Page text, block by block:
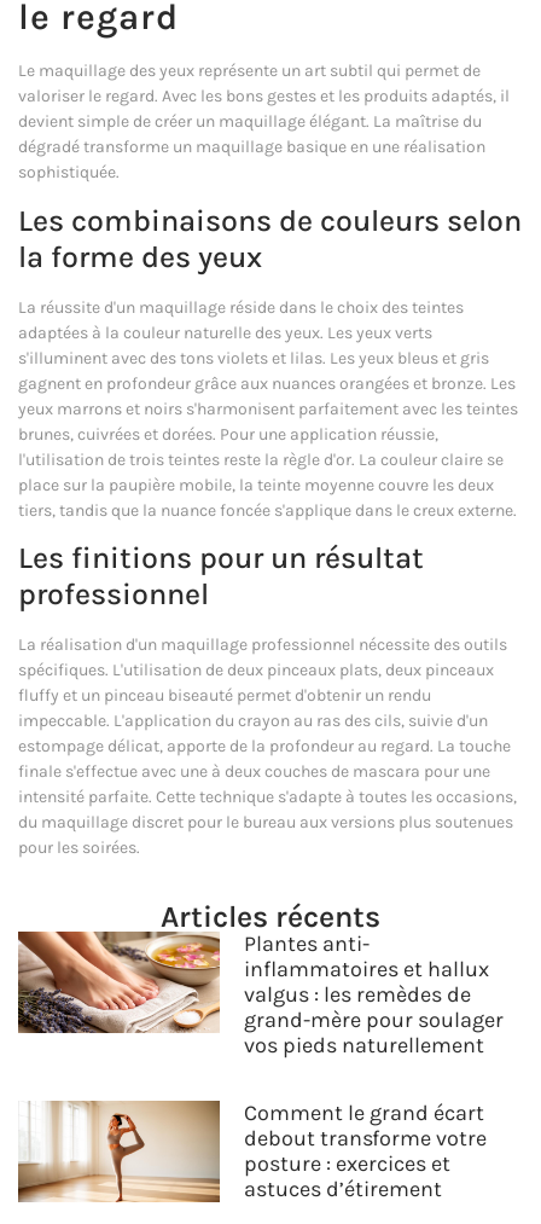
le regard
Le maquillage des yeux représente un art subtil qui permet de
valoriser le regard. Avec les bons gestes et les produits adaptés, il
devient simple de créer un maquillage élégant. La maîtrise du
dégradé transforme un maquillage basique en une réalisation
sophistiquée.
Les combinaisons de couleurs selon
la forme des yeux
La réussite d'un maquillage réside dans le choix des teintes
adaptées à la couleur naturelle des yeux. Les yeux verts
s'illuminent avec des tons violets et lilas. Les yeux bleus et gris
gagnent en profondeur grâce aux nuances orangées et bronze. Les
yeux marrons et noirs s'harmonisent parfaitement avec les teintes
brunes, cuivrées et dorées. Pour une application réussie,
l'utilisation de trois teintes reste la règle d'or. La couleur claire se
place sur la paupière mobile, la teinte moyenne couvre les deux
tiers, tandis que la nuance foncée s'applique dans le creux externe.
Les finitions pour un résultat
professionnel
La réalisation d'un maquillage professionnel nécessite des outils
spécifiques. L'utilisation de deux pinceaux plats, deux pinceaux
fluffy et un pinceau biseauté permet d'obtenir un rendu
impeccable. L'application du crayon au ras des cils, suivie d'un
estompage délicat, apporte de la profondeur au regard. La touche
finale s'effectue avec une à deux couches de mascara pour une
intensité parfaite. Cette technique s'adapte à toutes les occasions,
du maquillage discret pour le bureau aux versions plus soutenues
pour les soirées.
Articles récents
Plantes anti-
inflammatoires et hallux
valgus : les remèdes de
grand-mère pour soulager
vos pieds naturellement
Comment le grand écart
debout transforme votre
posture : exercices et
astuces d’étirement